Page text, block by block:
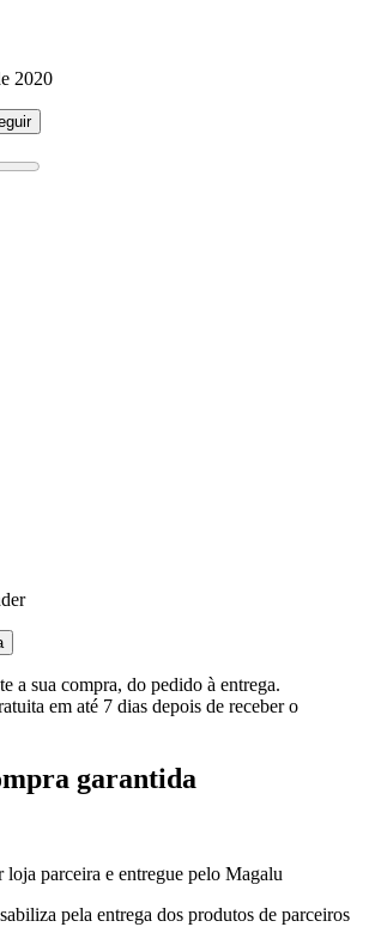
2020
a sua compra, do pedido à entrega.
em até 7 dias depois de receber o
garantida
parceira e entregue pelo Magalu
pela entrega dos produtos de parceiros